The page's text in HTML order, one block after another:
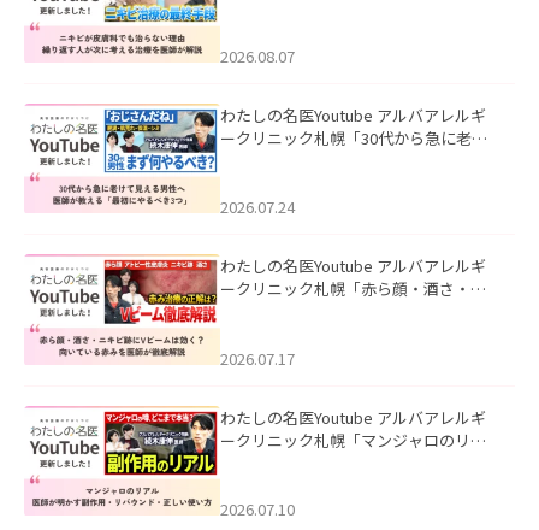
ました。
2026.08.07
わたしの名医Youtube アルバアレルギ
ークリニック札幌「30代から急に老け
た。
2026.07.24
わたしの名医Youtube アルバアレルギ
ークリニック札幌「赤ら顔・酒さ・ニ
した。
2026.07.17
わたしの名医Youtube アルバアレルギ
ークリニック札幌「マンジャロのリア
た。
2026.07.10